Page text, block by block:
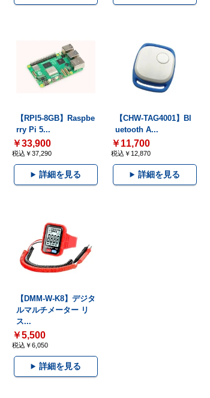
【RPI5-8GB】Raspbe
rry Pi 5...
￥33,900
税込￥37,290
詳細を見る
【CHW-TAG4001】Bl
uetooth A...
￥11,700
税込￥12,870
詳細を見る
【DMM-W-K8】デジタ
ルマルチメーター リ
ス...
￥5,500
税込￥6,050
詳細を見る